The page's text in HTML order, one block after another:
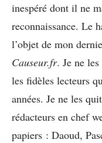
inespéré dont il ne
reconnaissance. Le
l’objet de mon
Causeur.fr. Je ne
les fidèles lecteurs
années. Je ne les
rédacteurs en chef
papiers : Daoud,